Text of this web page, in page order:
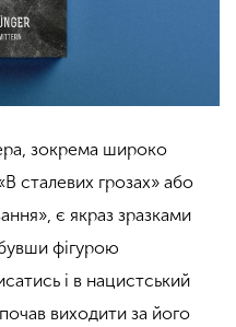
зокрема широко
сталевих грозах» або
є якраз зразками
фігурою
і в нацистський
почав виходити за його